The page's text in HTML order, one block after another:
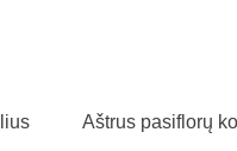
Aštrus pasiflorų